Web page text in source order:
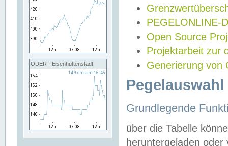
ODER - Eisenhüttenstadt
PEGELONLINE-
Open Source
Projektarbeit zur
Generierung von
Grundlegende
über die Tabelle
heruntergeladen oder